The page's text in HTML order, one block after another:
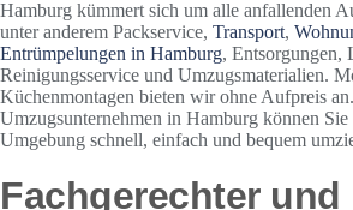
Hamburg kümmert sich um alle anfallenden
unter anderem Packservice, Transport,
Entrümpelungen in Hamburg, Entsorgungen,
Reinigungsservice und Umzugsmaterialien.
Küchenmontagen bieten wir ohne Aufpreis
Umzugsunternehmen in Hamburg können
Umgebung schnell, einfach und bequem
Fachgerechter und